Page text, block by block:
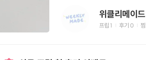
위클리메이드
프립 1 후기 0 찜